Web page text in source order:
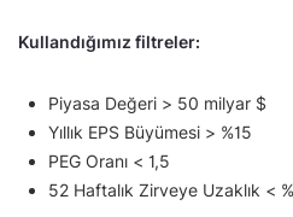
Kullandığımız filtreler:
Piyasa Değeri > 50 milyar $
Yıllık EPS Büyümesi > %15
PEG Oranı < 1,5
52 Haftalık Zirveye Uzaklık <